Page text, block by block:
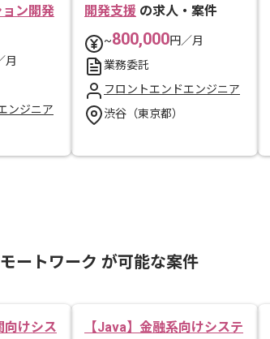
ン開発
月
ンジニア
開発支援 の求人・案件
~800,000円／月
業務委託
フロントエンドエンジニア
渋谷（東京都）
ートワーク が可能な案件
向けシス
【Java】金融系向けシステ